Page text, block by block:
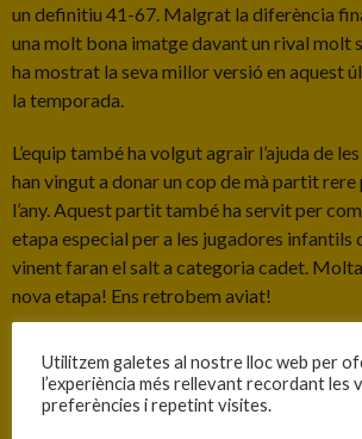
un definitiu 41-67. Malgrat la diferència
una molt bona imatge davant un rival molt
ha mostrat la seva millor versió en aquest
la temporada.
L’equip també ha volgut agrair l’ajuda de
han vingut a donar un cop de mà partit
l’any. Aquest partit també ha servit per
etapa especial per a les jugadores infantils
vinent faran el salt a categoria cadet.
nova etapa! Ens retrobem aviat!
INFORMACIÓ
Data Hora Competició
Utilitzem galetes al nostre lloc web per
l’experiència més rellevant recordant les
preferències i repetint visites.